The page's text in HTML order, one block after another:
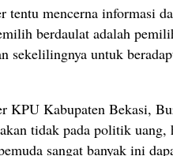
tentu mencerna informasi
berdaulat adalah
sekelilingnya untuk
KPU Kabupaten Bekasi,
tidak pada politik uang,
sangat banyak ini